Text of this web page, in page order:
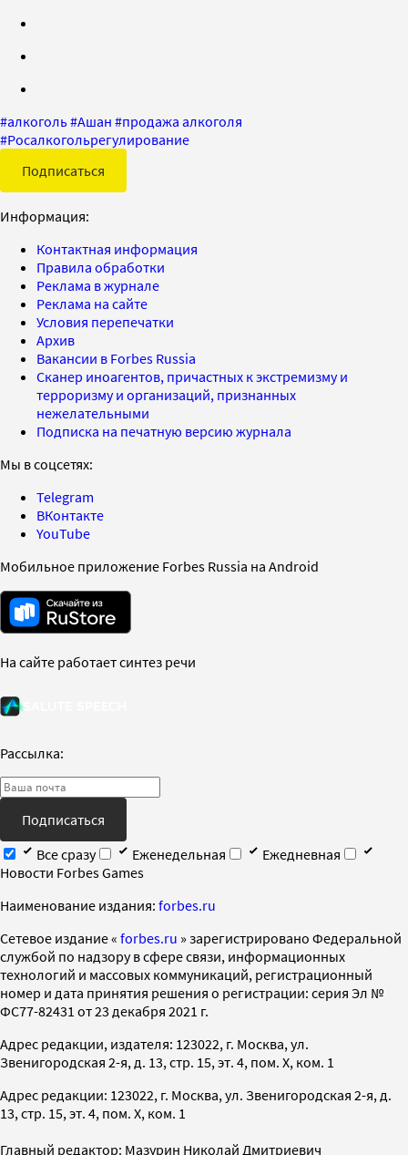
#алкоголь#Ашан #продажа алкоголя
#Росалкогольрегулирование
Подписаться
Информация:
Контактная информация
Правила обработки
Реклама в журнале
Реклама на сайте
Условия перепечатки
Архив
Вакансии в Forbes Russia
Сканер иноагентов, причастных к экстремизму и
терроризму и организаций, признанных
нежелательными
Подписка на печатную версию журнала
Мы в соцсетях:
Telegram
ВКонтакте
YouTube
Мобильное приложение Forbes Russia на Android
На сайте работает синтез речи
Рассылка:
Подписаться
Все сразу
Еженедельная
Ежедневная
Новости Forbes Games
Наименование издания: forbes.ru
Cетевое издание « forbes.ru » зарегистрировано Федеральной
службой по надзору в сфере связи, информационных
технологий и массовых коммуникаций, регистрационный
номер и дата принятия решения о регистрации: серия Эл №
ФС77-82431 от 23 декабря 2021 г.
Адрес редакции, издателя: 123022, г. Москва, ул.
Звенигородская 2-я, д. 13, стр. 15, эт. 4, пом. X, ком. 1
Адрес редакции: 123022, г. Москва, ул. Звенигородская 2-я, д.
13, стр. 15, эт. 4, пом. X, ком. 1
Главный редактор: Мазурин Николай Дмитриевич